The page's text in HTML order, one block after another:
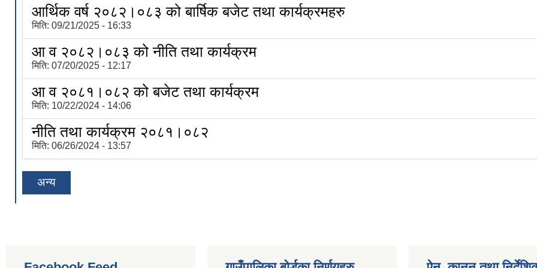
आर्थिक वर्ष २०८२।०८३ को बार्षिक बजेट तथा कार्यक्रमहरु
मिति: 09/21/2025 - 16:33
आ व २०८२।०८३ को नीति तथा कार्यक्रम
मिति: 07/20/2025 - 12:17
आ व २०८१।०८२ को बजेट तथा कार्यक्रम
मिति: 10/22/2024 - 14:06
नीति तथा कार्यक्रम २०८१।०८२
मिति: 06/26/2024 - 13:57
अन्य